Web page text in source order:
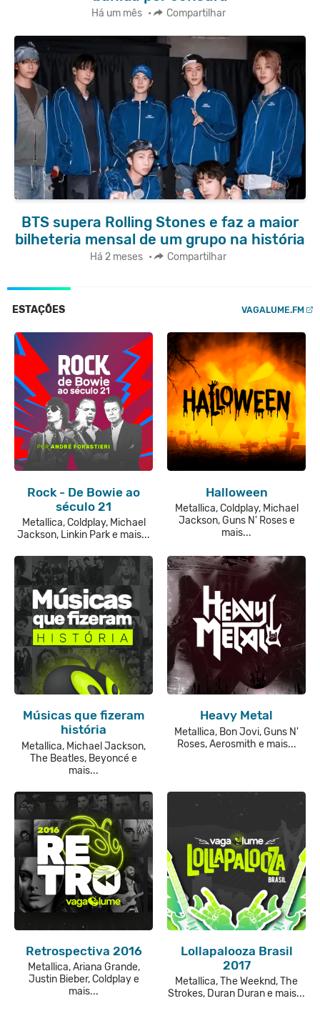
Há um mês • Compartilhar
BTS supera Rolling Stones e faz a maior
bilheteria mensal de um grupo na história
Há 2 meses • Compartilhar
ESTAÇÕES VAGALUME.FM
Rock - De Bowie ao
século 21
Metallica, Coldplay, Michael
Jackson, Linkin Park e mais...
Halloween
Metallica, Coldplay, Michael
Jackson, Guns N' Roses e
mais...
Músicas que fizeram
história
Metallica, Michael Jackson,
The Beatles, Beyoncé e
mais...
Heavy Metal
Metallica, Bon Jovi, Guns N'
Roses, Aerosmith e mais...
Retrospectiva 2016
Metallica, Ariana Grande,
Justin Bieber, Coldplay e
mais...
Lollapalooza Brasil
2017
Metallica, The Weeknd, The
Strokes, Duran Duran e mais...